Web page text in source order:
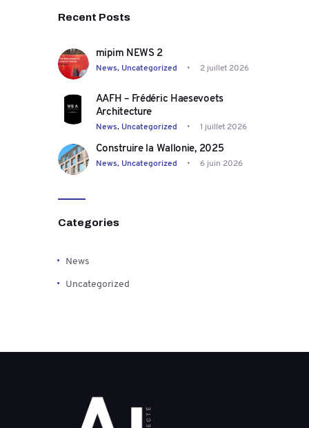
Recent Posts
mipim NEWS 2
News, Uncategorized 2 juillet 2026
AAFH – Frédéric Haesevoets
Architecture
News, Uncategorized 1 juillet 2026
Construire la Wallonie, 2025
News, Uncategorized 6 juin 2026
Categories
News
Uncategorized